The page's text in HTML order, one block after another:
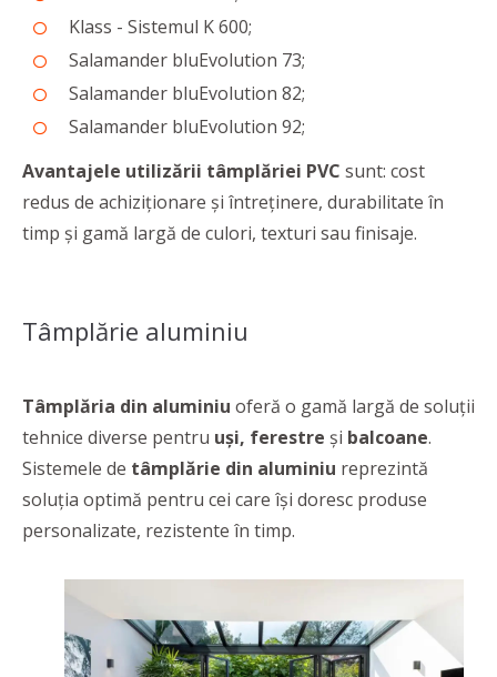
Klass - Sistemul K 600;
Salamander bluEvolution 73;
Salamander bluEvolution 82;
Salamander bluEvolution 92;
Avantajele utilizării tâmplăriei PVC sunt: cost
redus de achiziționare și întreținere, durabilitate în
timp și gamă largă de culori, texturi sau finisaje.
Tâmplărie aluminiu
Tâmplăria din aluminiu oferă o gamă largă de soluții
tehnice diverse pentru uși, ferestre și balcoane.
Sistemele de tâmplărie din aluminiu reprezintă
soluția optimă pentru cei care își doresc produse
personalizate, rezistente în timp.